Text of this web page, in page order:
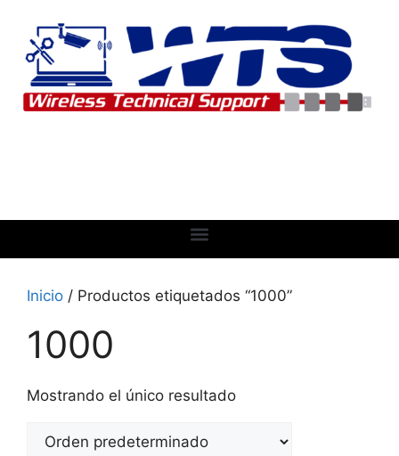
Inicio / Productos etiquetados “1000”
1000
Mostrando el único resultado